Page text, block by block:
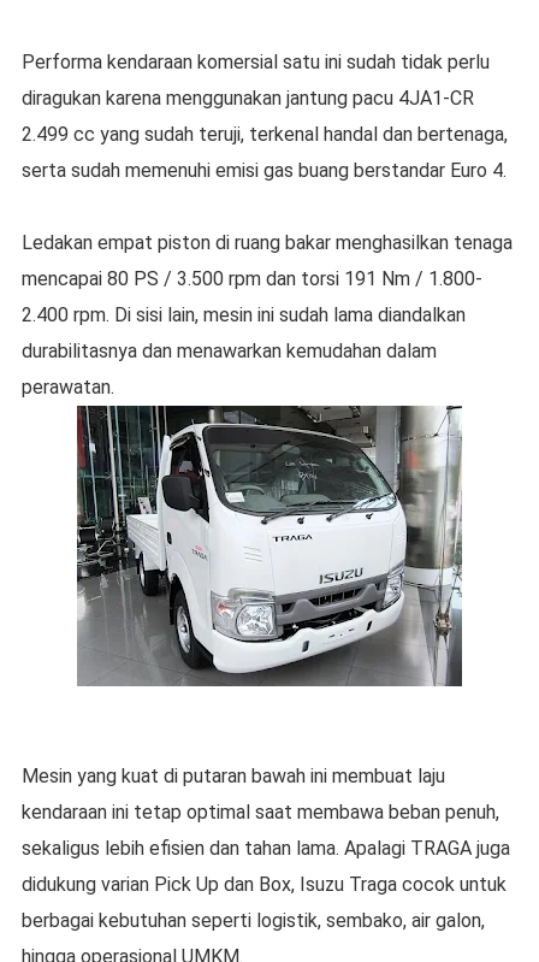
Performa kendaraan komersial satu ini sudah tidak perlu
diragukan karena menggunakan jantung pacu 4JA1-CR
2.499 cc yang sudah teruji, terkenal handal dan bertenaga,
serta sudah memenuhi emisi gas buang berstandar Euro 4.
Ledakan empat piston di ruang bakar menghasilkan tenaga
mencapai 80 PS / 3.500 rpm dan torsi 191 Nm / 1.800-
2.400 rpm. Di sisi lain, mesin ini sudah lama diandalkan
durabilitasnya dan menawarkan kemudahan dalam
perawatan.
Mesin yang kuat di putaran bawah ini membuat laju
kendaraan ini tetap optimal saat membawa beban penuh,
sekaligus lebih efisien dan tahan lama. Apalagi TRAGA juga
didukung varian Pick Up dan Box, Isuzu Traga cocok untuk
berbagai kebutuhan seperti logistik, sembako, air galon,
hingga operasional UMKM.